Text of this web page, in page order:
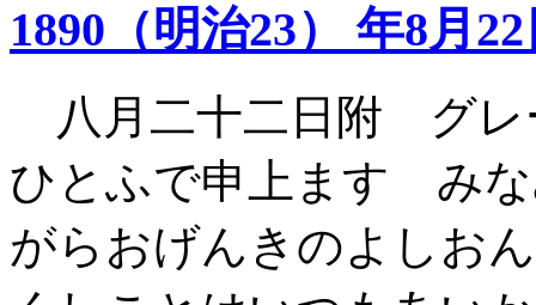
1890（明治23） 年8月
八月二十二日附 グ
ひとふで申上ます み
がらおげんきのよしお